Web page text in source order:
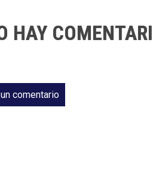
HAY
comentario